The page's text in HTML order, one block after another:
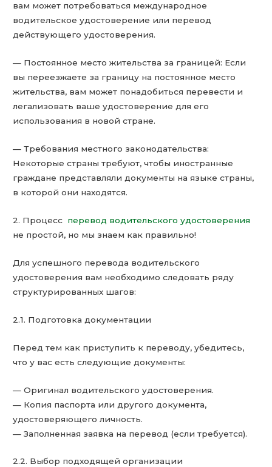
вам может потребоваться международное
водительское удостоверение или перевод
действующего удостоверения.
— Постоянное место жительства за границей: Если
вы переезжаете за границу на постоянное место
жительства, вам может понадобиться перевести и
легализовать ваше удостоверение для его
использования в новой стране.
— Требования местного законодательства:
Некоторые страны требуют, чтобы иностранные
граждане представляли документы на языке страны,
в которой они находятся.
2. Процесс перевод водительского удостоверения
не простой, но мы знаем как правильно!
Для успешного перевода водительского
удостоверения вам необходимо следовать ряду
структурированных шагов:
2.1. Подготовка документации
Перед тем как приступить к переводу, убедитесь,
что у вас есть следующие документы:
— Оригинал водительского удостоверения.
— Копия паспорта или другого документа,
удостоверяющего личность.
— Заполненная заявка на перевод (если требуется).
2.2. Выбор подходящей организации